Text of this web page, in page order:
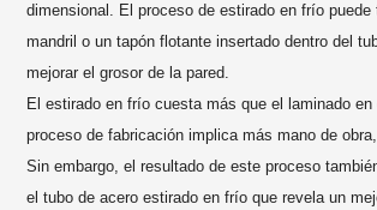
dimensional. El proceso de estirado en frío puede
mandril o un tapón flotante insertado dentro del
mejorar el grosor de la pared.
El estirado en frío cuesta más que el laminado en
proceso de fabricación implica más mano de
Sin embargo, el resultado de este proceso
el tubo de acero estirado en frío que revela un